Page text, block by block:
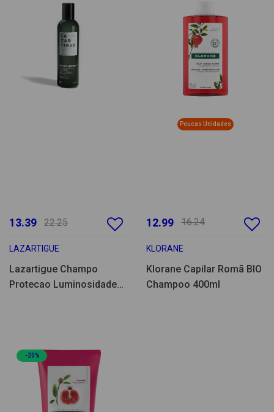
13.39 22.25
LAZARTIGUE
Lazartigue Champo
Protecao Luminosidade
Poucas Unidades
12.99 16.24
KLORANE
Klorane Capilar Romã BIO
Champoo 400ml
-20%